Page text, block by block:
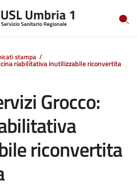
stampa /
riabilitativa inutilizzabile riconvertita
Grocco:
riconvertita